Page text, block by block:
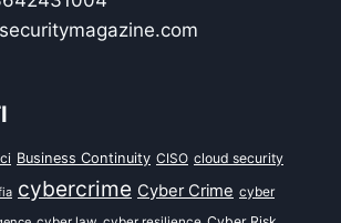
Business Continuity CISO cloud security
cybercrime Cyber Crime cyber